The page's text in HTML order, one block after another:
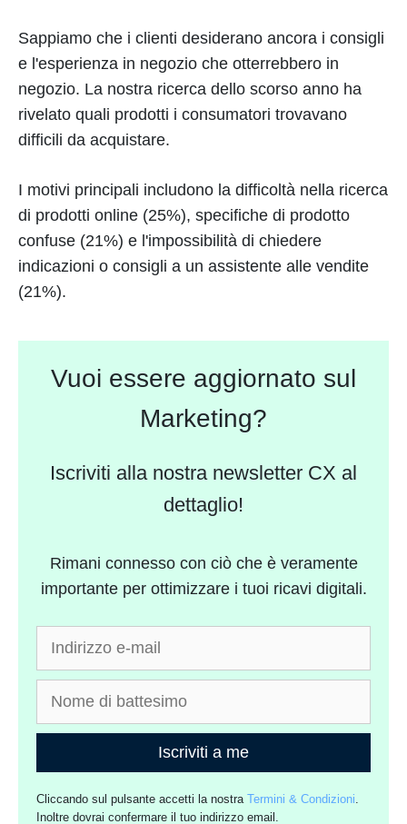
Sappiamo che i clienti desiderano ancora i consigli
e l'esperienza in negozio che otterrebbero in
negozio. La nostra ricerca dello scorso anno ha
rivelato quali prodotti i consumatori trovavano
difficili da acquistare.
I motivi principali includono la difficoltà nella ricerca
di prodotti online (25%), specifiche di prodotto
confuse (21%) e l'impossibilità di chiedere
indicazioni o consigli a un assistente alle vendite
(21%).
Vuoi essere aggiornato sul
Marketing?
Iscriviti alla nostra newsletter CX al
dettaglio!
Rimani connesso con ciò che è veramente
importante per ottimizzare i tuoi ricavi digitali.
Iscriviti a me
Cliccando sul pulsante accetti la nostraTermini & Condizioni.
Inoltre dovrai confermare il tuo indirizzo email.